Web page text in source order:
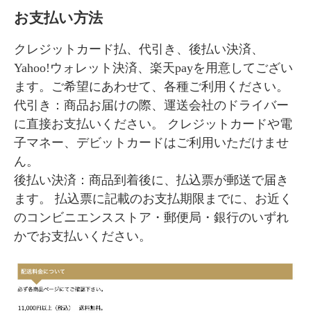
お支払い方法
クレジットカード払、代引き、後払い決済、
Yahoo!ウォレット決済、楽天payを用意してござい
ます。ご希望にあわせて、各種ご利用ください。
代引き：商品お届けの際、運送会社のドライバー
に直接お支払いください。 クレジットカードや電
子マネー、デビットカードはご利用いただけませ
ん。
後払い決済：商品到着後に、払込票が郵送で届き
ます。 払込票に記載のお支払期限までに、お近く
のコンビニエンスストア・郵便局・銀行のいずれ
かでお支払いください。